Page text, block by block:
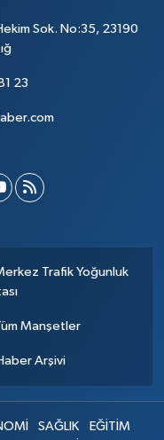
Sok. No:35, 23190
23
Trafik Yoğunluk
Manşetler
Arşivi
SAĞLIK
EĞİTİM